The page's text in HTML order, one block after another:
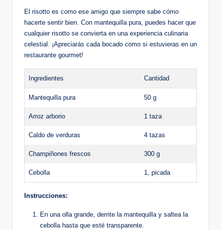
El risotto es como ese amigo que siempre sabe cómo
hacerte sentir bien. Con mantequilla pura, puedes hacer que
cualquier risotto se convierta en una experiencia culinaria
celestial. ¡Apreciarás cada bocado como si estuvieras en un
restaurante gourmet!
Ingredientes Cantidad
Mantequilla pura 50 g
Arroz arborio 1 taza
Caldo de verduras 4 tazas
Champiñones frescos 300 g
Cebolla 1, picada
Instrucciones:
En una olla grande, derrite la mantequilla y saltea la
cebolla hasta que esté transparente.